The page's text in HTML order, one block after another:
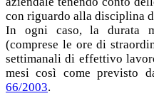
con riguardo alla disciplina
In ogni caso, la durata
(comprese le ore di
settimanali di effettivo
mesi così come previsto
66/2003.